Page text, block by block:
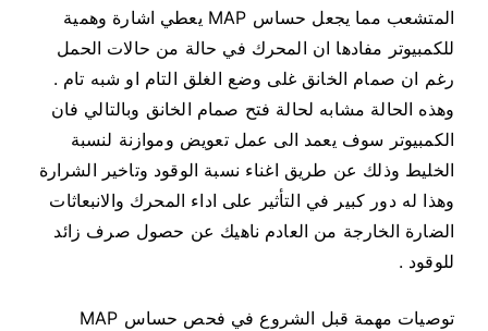
المتشعب مما يجعل حساس MAP يعطي اشارة وهمية
للكمبيوتر مفادها ان المحرك في حالة من حالات الحمل
رغم ان صمام الخانق غلى وضع الغلق التام او شبه تام .
وهذه الحالة مشابه لحالة فتح صمام الخانق وبالتالي فان
الكمبيوتر سوف يعمد الى عمل تعويض وموازنة لنسبة
الخليط وذلك عن طريق اغناء نسبة الوقود وتاخير الشرارة
وهذا له دور كبير في التأثير على اداء المحرك والانبعاثات
الضارة الخارجة من العادم ناهيك عن حصول صرف زائد
للوقود .
توصيات مهمة قبل الشروع في فحص حساس MAP